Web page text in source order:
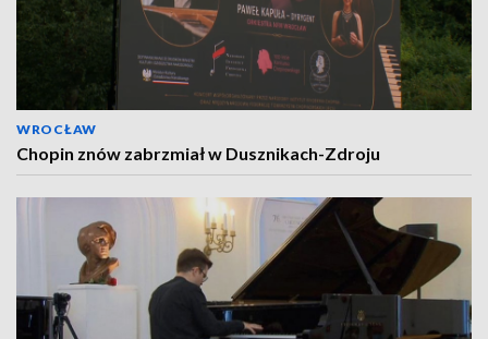
WROCŁAW
Chopin znów zabrzmiał w Dusznikach-Zdroju